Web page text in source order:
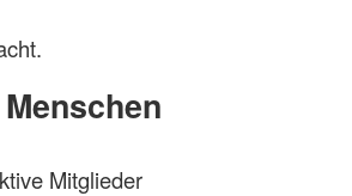
Menschen
Mitglieder